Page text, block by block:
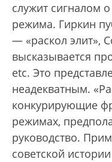
служит сигналом
режима. Гиркин
— «раскол элит»,
высказывается
etc. Это
неадекватным.
конкурирующие
режимах,
руководство.
советской